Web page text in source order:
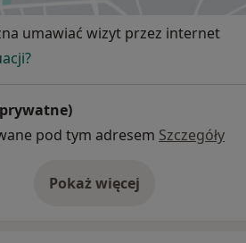
umawiać wizyt przez internet
pod tym adresem Szczegóły
Pokaż więcej
o adresie